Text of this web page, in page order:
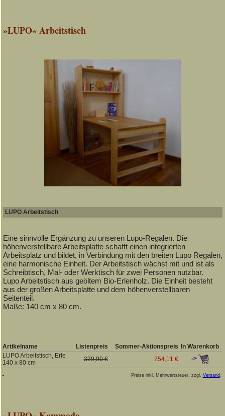
»LUPO« Arbeitstisch
LUPO Arbeitstisch
Eine sinnvolle Ergänzung zu unseren Lupo-Regalen. Die
höhenverstellbare Arbeitsplatte schafft einen integrierten
Arbeitsplatz und bildet, in Verbindung mit den breiten Lupo Regalen,
eine harmonische Einheit. Der Arbeitstisch wächst mit und ist als
Schreibtisch, Mal- oder Werktisch für zwei Personen nutzbar.
Lupo Arbeitstisch aus geöltem Bio-Erlenholz. Die Einheit besteht
aus der großen Arbeitsplatte und dem höhenverstellbaren
Seitenteil.
Maße: 140 cm x 80 cm.
Artikelname Listenpreis Sommer-Aktionspreis In Warenkorb
LUPO Arbeitstisch, Erle
140 x 80 cm
329,90 € 254,11 € ->
Preise inkl. Mehrwertsteuer, zzgl. Versand